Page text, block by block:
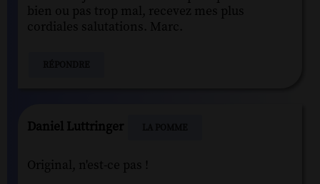
bien ou pas trop mal, recevez mes plus
cordiales salutations. Marc.
Daniel Luttringer
Original, n'est-ce pas !